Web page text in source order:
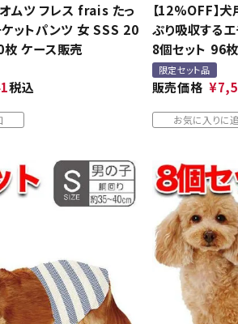
ムツ フレス frais たっ
ットパンツ 女 SSS 20
ケース販売
税込
【12%OFF】
ぷり吸収する
8個セット 96
限定セット品
販売価格 ¥
お気に入りに